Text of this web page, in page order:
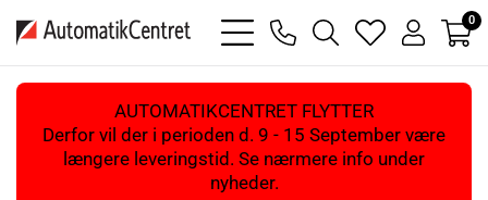
bars
light
phone
magnifying
glass
heart
light
user
light
0
AUTOMATIKCENTRET FLYTTER
Derfor vil der i perioden d. 9 - 15 September være
længere leveringstid. Se nærmere info under
nyheder.